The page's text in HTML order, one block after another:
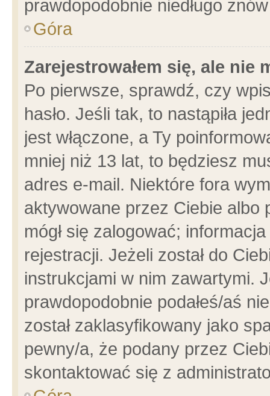
prawdopodobnie niedługo
Góra
Zarejestrowałem się, ale nie
Po pierwsze, sprawdź, czy
hasło. Jeśli tak, to nastąpiła
jest włączone, a Ty
mniej niż 13 lat, to będziesz
adres e-mail. Niektóre fora
aktywowane przez Ciebie albo
mógł się zalogować;
rejestracji. Jeżeli został do
instrukcjami w nim zawartymi.
prawdopodobnie podałeś/aś
został zaklasyfikowany jako
pewny/a, że podany przez
skontaktować się z